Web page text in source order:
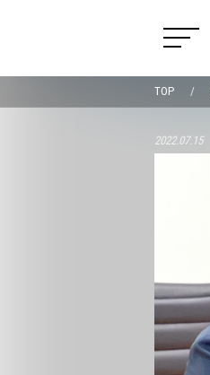
TOP
2022.07.15